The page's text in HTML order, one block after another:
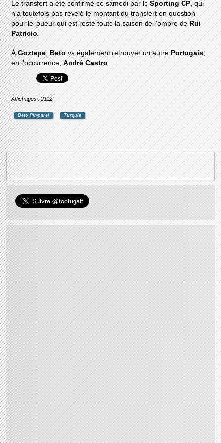
Le transfert a été confirmé ce samedi par leSporting CP, qui
n'a toutefois pas révélé le montant du transfert en question
pour le joueur qui est resté toute la saison de l'ombre de Rui
Patricio.
ÀGoztepe, Betova également retrouver un autre Portugais,
en l'occurrence,André Castro.
Affichages : 2112
Beto Pimparel Turquie